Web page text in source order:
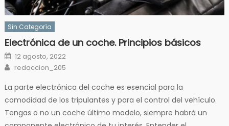
Sin Categoría
Electrónica de un coche. Principios básicos
Posted
on
12 agosto, 2022
Author
redaccion_205
La parte electrónica del coche es esencial para la
comodidad de los tripulantes y para el control del vehículo.
Tengas o no un coche último modelo, siempre habrá un